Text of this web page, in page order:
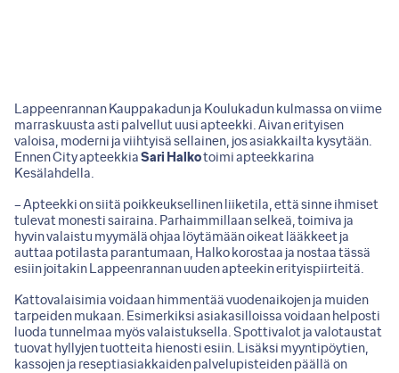
Lappeenrannan Kauppakadun ja Koulukadun kulmassa on viime
marraskuusta asti palvellut uusi apteekki. Aivan erityisen
valoisa, moderni ja viihtyisä sellainen, jos asiakkailta kysytään.
Ennen City apteekkia Sari Halkotoimi apteekkarina
Kesälahdella.
– Apteekki on siitä poikkeuksellinen liiketila, että sinne ihmiset
tulevat monesti sairaina. Parhaimmillaan selkeä, toimiva ja
hyvin valaistu myymälä ohjaa löytämään oikeat lääkkeet ja
auttaa potilasta parantumaan, Halko korostaa ja nostaa tässä
esiin joitakin Lappeenrannan uuden apteekin erityispiirteitä.
Kattovalaisimia voidaan himmentää vuodenaikojen ja muiden
tarpeiden mukaan. Esimerkiksi asiakasilloissa voidaan helposti
luoda tunnelmaa myös valaistuksella. Spottivalot ja valotaustat
tuovat hyllyjen tuotteita hienosti esiin. Lisäksi myyntipöytien,
kassojen ja reseptiasiakkaiden palvelupisteiden päällä on